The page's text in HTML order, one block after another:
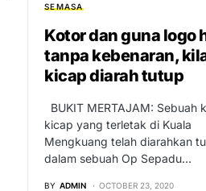
SEMASA
Kotor dan guna logo
tanpa kebenaran,
kicap diarah tutup
BUKIT MERTAJAM: Sebuah
kicap yang terletak di Kuala
Mengkuang telah diarahkan
dalam sebuah Op Sepadu…
BY ADMIN
OCTOBER 23, 2020